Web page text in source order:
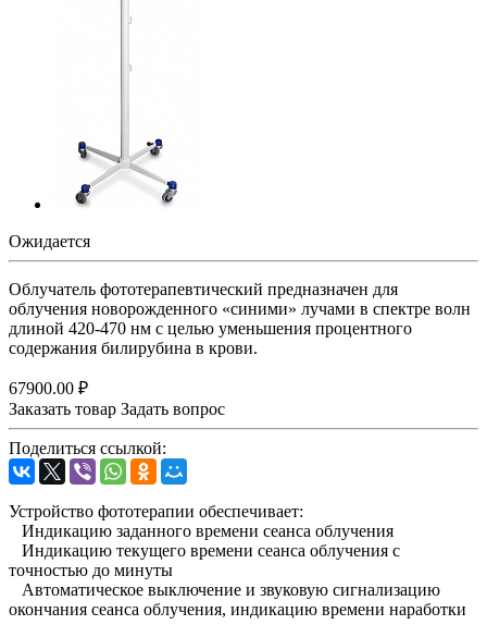
Ожидается
Облучатель фототерапевтический предназначен для
облучения новорожденного «синими» лучами в спектре волн
длиной 420-470 нм с целью уменьшения процентного
содержания билирубина в крови.
67900.00 ₽
Заказать товар Задать вопрос
Поделиться ссылкой:
Устройство фототерапии обеспечивает:
Индикацию заданного времени сеанса облучения
Индикацию текущего времени сеанса облучения с
точностью до минуты
Автоматическое выключение и звуковую сигнализацию
окончания сеанса облучения, индикацию времени наработки